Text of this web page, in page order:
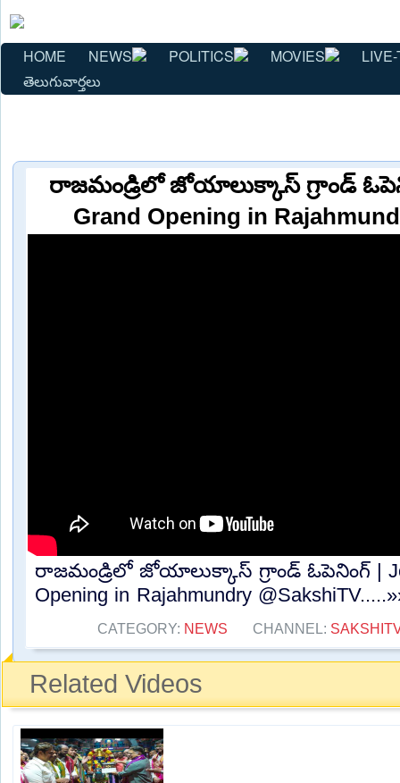
HOME NEWS POLITICS MOVIES
తెలుగువార్తలు
రాజమండ్రిలో జోయాలుక్కాస్ గ్రాండ్
Grand Opening in
రాజమండ్రిలో జోయాలుక్కాస్ గ్రాండ్ ఓపెనింగ్ |
Opening in Rajahmundry
CATEGORY: NEWS CHANNEL:
Related Videos